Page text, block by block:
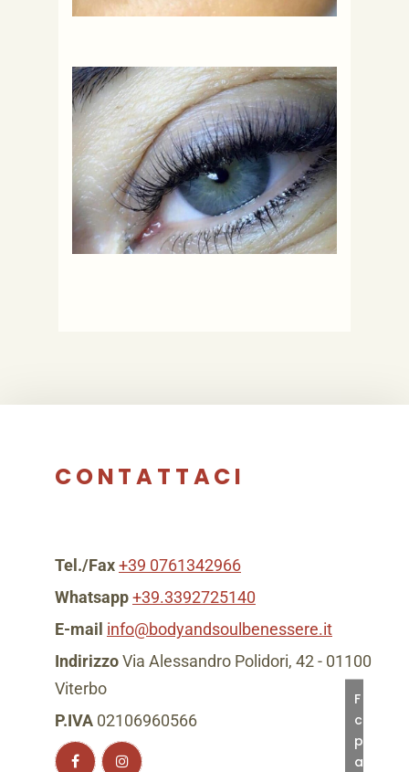
CONTATTACI
Tel./Fax+39 0761342966
Whatsapp+39.3392725140
E-mail info@bodyandsoulbenessere.it
IndirizzoVia Alessandro Polidori, 42 - 01100
Viterbo
P.IVA 02106960566
Fai
clic
per